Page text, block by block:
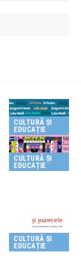
CULTURĂ ȘI
EDUCAȚIE
CULTURĂ ȘI
EDUCAȚIE
CULTURĂ ȘI
EDUCAȚIE